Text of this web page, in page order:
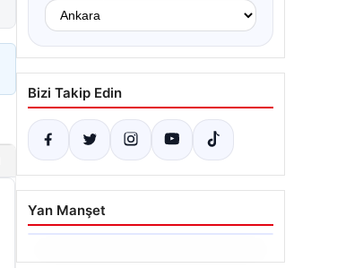
Bizi Takip Edin
Yan Manşet
06.08.2026